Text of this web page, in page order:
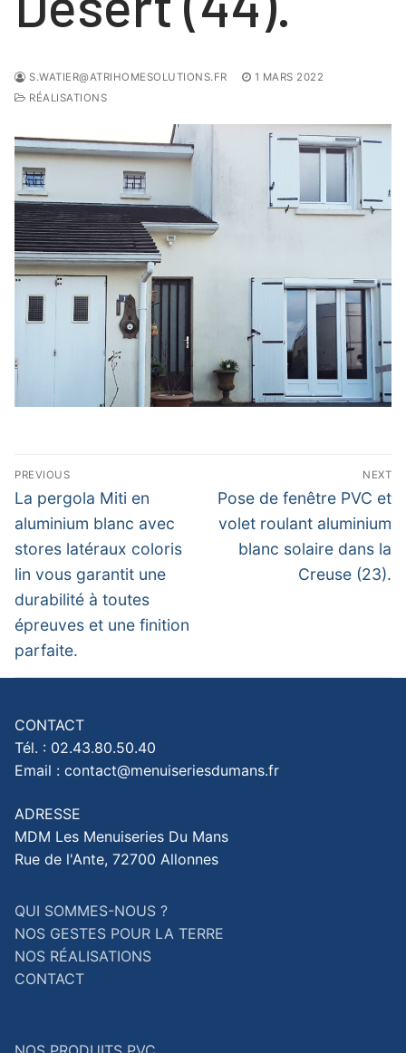
S.WATIER@ATRIHOMESOLUTIONS.FR
1 MARS 2022
RÉALISATIONS
Navigation
de
l’article
PREVIOUS
Previous
post:
La pergola Miti en
aluminium blanc avec
stores latéraux coloris
lin vous garantit une
durabilité à toutes
épreuves et une finition
parfaite.
NEXT
Next
post:
Pose de fenêtre PVC et
volet roulant aluminium
blanc solaire dans la
Creuse (23).
CONTACT
Tél. : 02.43.80.50.40
Email : contact@menuiseriesdumans.fr
ADRESSE
MDM Les Menuiseries Du Mans
Rue de l'Ante, 72700 Allonnes
QUI SOMMES-NOUS ?
NOS GESTES POUR LA TERRE
NOS RÉALISATIONS
CONTACT